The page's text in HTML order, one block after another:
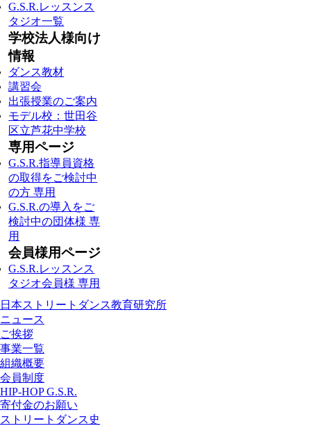
G.S.R.レッスンス
タジオ一覧
学校法人様向け
情報
ダンス教材
講習会
出張授業のご案内
モデル校：世田谷
区立芦花中学校
専用ページ
G.S.R.指導員資格
の取得をご検討中
の方 専用
G.S.R.の導入をご
検討中の団体様 専
用
会員様用ページ
G.S.R.レッスンス
タジオ会員様 専用
日本ストリートダンス教育研究所
ニュース
ご挨拶
事業一覧
組織概要
会員制度
HIP-HOP G.S.R.
寄付金のお願い
ストリートダンス史